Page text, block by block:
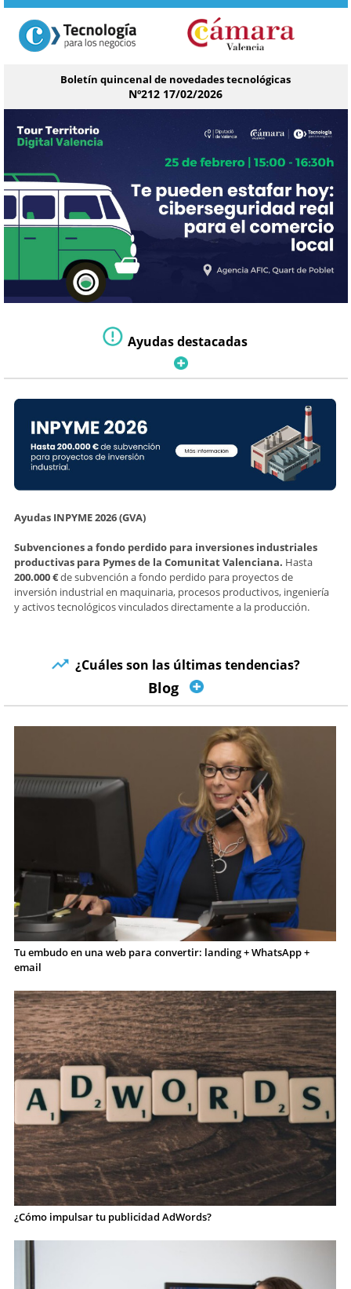
Boletín quincenal de novedades tecnológicas
Nº212 17/02/2026
Ayudas destacadas
Ayudas INPYME 2026 (GVA)
Subvenciones a fondo perdido para inversiones industriales
productivas para Pymes de la Comunitat Valenciana. Hasta
200.000 €de subvención a fondo perdido para proyectos de
inversión industrial en maquinaria, procesos productivos, ingeniería
y activos tecnológicos vinculados directamente a la producción.
¿Cuáles son las últimas tendencias?
Blog
Tu embudo en una web para convertir: landing + WhatsApp +
email
¿Cómo impulsar tu publicidad AdWords?